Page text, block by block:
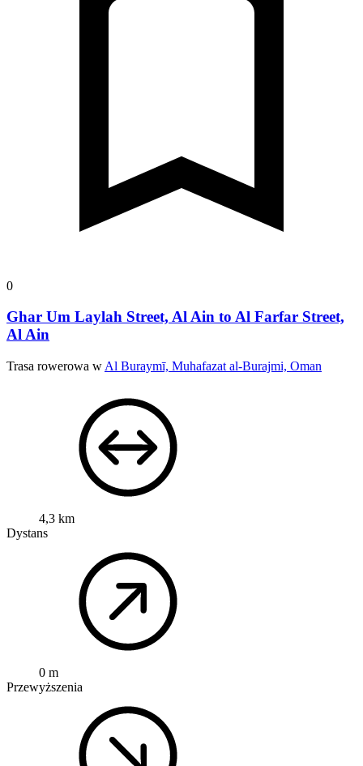
0
Ghar Um Laylah Street, Al Ain to Al Farfar Street,
Al Ain
Trasa rowerowa w Al Buraymī, Muhafazat al-Burajmi, Oman
4,3 km
Dystans
0 m
Przewyższenia